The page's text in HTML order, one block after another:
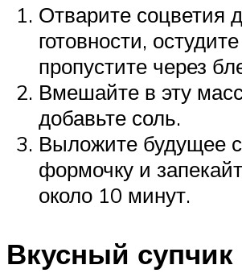
Отварите соцветия
готовности,
пропустите через
Вмешайте в эту
добавьте соль.
Выложите будущее
формочку и
около 10 минут.
Вкусный супчик